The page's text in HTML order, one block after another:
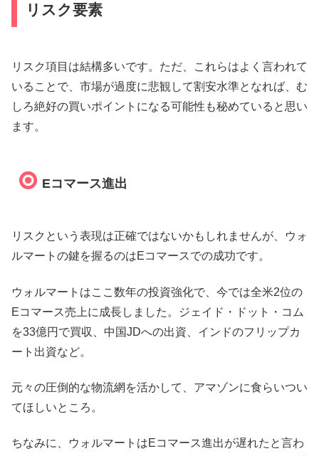
リスク要素
リスク項目は結構多いです。ただ、これらはよく言われて
いることで、市場が過度に悲観して割安水準となれば、む
しろ絶好の買いポイントになる可能性も秘めていると思い
ます。
Eコマース進出
リスクという表現は正確ではないかもしれませんが、ウォ
ルマートの鍵を握るのはEコマースでの成功です。
ウォルマートはここ数年の投資強化で、今では全米2位の
Eコマース売上に成長しました。ジェイド・ドット・コム
を33億円で買収、中国JDへの出資、インドのフリップカ
ート出資など。
元々の圧倒的な物流網を活かして、アマゾンに食らいつい
てほしいところ。
ちなみに、ウォルマートはEコマース進出が遅れたと言わ